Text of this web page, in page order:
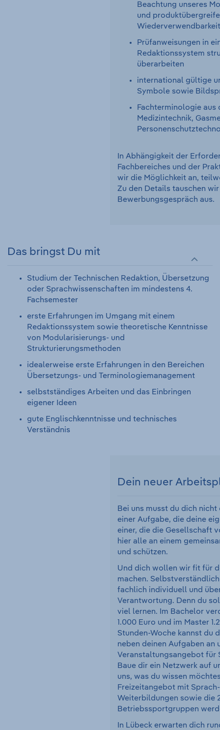
Beachtung unseres
und
Prüfanweisungen in
Redaktionssystem
überarbeiten
international gültige
Symbole sowie
Fachterminologie aus
Medizintechnik,
In Abhängigkeit der
Fachbereiches und der
wir die Möglichkeit an,
Zu den Details tauschen
Bewerbungsgespräch aus.
Das bringst Du mit
Studium der Technischen Redaktion, Übersetzung
oder Sprachwissenschaften im mindestens 4.
Fachsemester
erste Erfahrungen im Umgang mit einem
Redaktionssystem sowie theoretische Kenntnisse
von Modularisierungs- und
Strukturierungsmethoden
idealerweise erste Erfahrungen in den Bereichen
Übersetzungs- und Terminologiemanagement
selbstständiges Arbeiten und das Einbringen
eigener Ideen
gute Englischkenntnisse und technisches
Verständnis
Dein neuer
Bei uns musst du dich
einer Aufgabe, die deine
einer, die die Gesellschaft
hier alle an einem
und schützen.
Und dich wollen wir fit für
machen.
fachlich individuell und
Verantwortung. Denn du
viel lernen. Im Bachelor
1.000 Euro und im Master
Stunden-Woche kannst du
neben deinen Aufgaben an
Veranstaltungsangebot für
Baue dir ein Netzwerk auf
uns, was du wissen
Freizeitangebot mit
Weiterbildungen sowie die
Betriebssportgruppen
In Lübeck erwarten dich